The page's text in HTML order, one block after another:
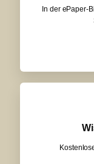
In der ePaper-